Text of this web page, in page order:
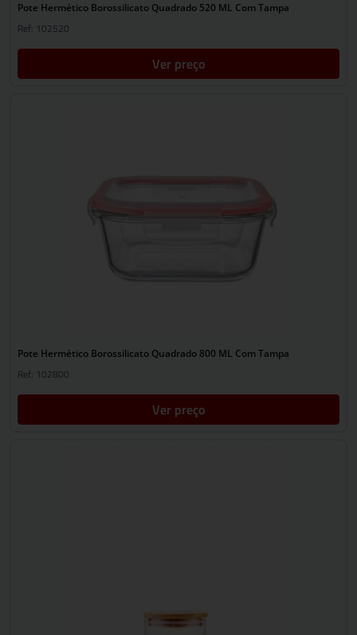
Pote Hermético Borossilicato Quadrado 520 ML Com Tampa
Ref: 102520
Ver preço
Pote Hermético Borossilicato Quadrado 800 ML Com Tampa
Ref: 102800
Ver preço